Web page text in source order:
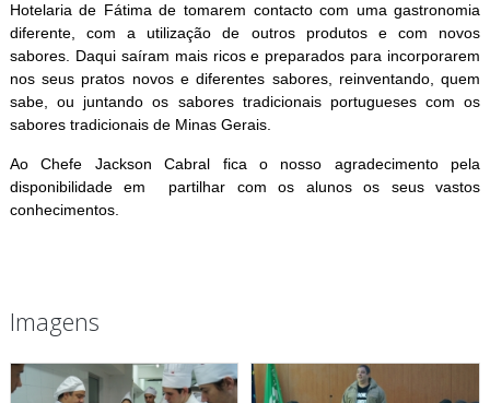
Hotelaria de Fátima de tomarem contacto com uma gastronomia
diferente, com a utilização de outros produtos e com novos
sabores. Daqui saíram mais ricos e preparados para incorporarem
nos seus pratos novos e diferentes sabores, reinventando, quem
sabe, ou juntando os sabores tradicionais portugueses com os
sabores tradicionais de Minas Gerais.
Ao Chefe Jackson Cabral fica o nosso agradecimento pela
disponibilidade em partilhar com os alunos os seus vastos
conhecimentos.
Imagens